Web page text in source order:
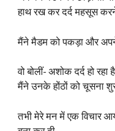
हाथ रख कर दर्द महसूस
मैंने मैडम को पकड़ा और
वो बोलीं- अशोक दर्द हो रहा
मैंने उनके होंठों को चूसना
तभी मेरे मन में एक विचार